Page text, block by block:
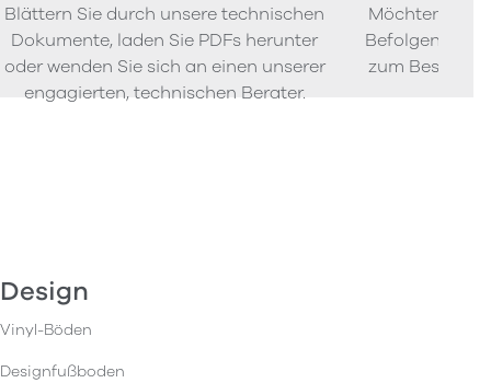
Blättern Sie durch unsere technischen
Dokumente, laden Sie PDFs herunter
oder wenden Sie sich an einen unserer
engagierten, technischen Berater.
Möchten Sie
Befolgen Sie
zum
Design
Vinyl-Böden
Designfußboden